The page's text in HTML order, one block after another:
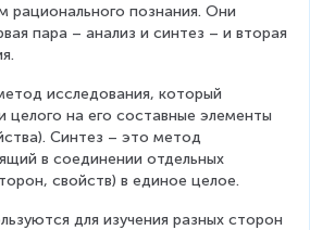
познания. Они
пара – анализ и синтез – и вторая
исследования, который
целого на его составные элементы
Синтез – это метод
в соединении отдельных
свойств) в единое целое.
для изучения разных сторон